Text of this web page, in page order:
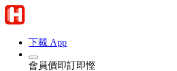
下載 App
會員價即訂即慳